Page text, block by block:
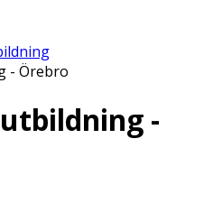
- Örebro
-